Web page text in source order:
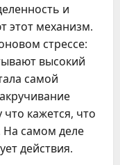
и
этот механизм.
стрессе:
высокий
самой
кажется, что
самом деле
действия.